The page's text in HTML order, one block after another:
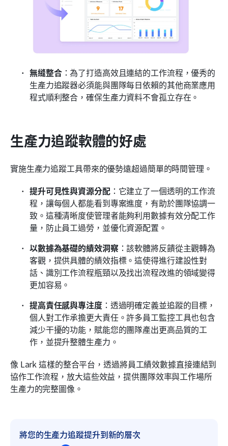
無縫整合：為了打造高效且連結的工作流程，優秀的
生產力追蹤器必須能與團隊每日依賴的其他商業應用
程式順利整合，確保生產力資料不會孤立存在。
生產力追蹤軟體的好處
實施生產力追蹤工具帶來的優勢遠超過簡單的時間管理。
提升可見性與資源分配：它建立了一個透明的工作流
程，讓每個人都能看到專案進度，有助於團隊協調一
致。這種清晰度使管理者能夠利用數據有效分配工作
量，防止員工過勞，並優化資源配置。
以數據為基礎的績效洞察：該軟體將反饋從主觀轉為
客觀，提供具體的績效指標。這使得進行建設性對
話、識別工作流程瓶頸以及找出流程改進的領域變得
更加容易。
提高責任感與專注度：透過明確定義並追蹤的目標，
個人對工作承擔更大責任。許多員工監控工具也包含
減少干擾的功能，賦能您的團隊產出更高品質的工
作，並提升整體生產力。
像 Lark 這樣的整合平台，透過將員工績效數據直接連結到
協作工作流程，放大這些效益，提供團隊效率與工作場所
生產力的完整圖像。
將您的生產力追蹤提升到新的層次